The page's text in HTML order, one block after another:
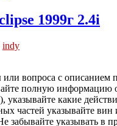
1999г 2.4i
indy
вопроса с описанием
полную информацию
указывайте какие
частей указывайте
забывайте указывать в